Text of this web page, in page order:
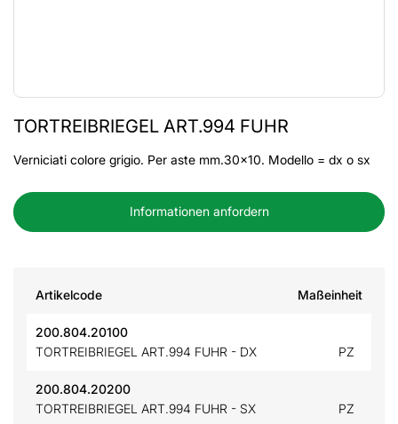
TORTREIBRIEGEL ART.994 FUHR
Verniciati colore grigio. Per aste mm.30x10. Modello = dx o sx
Informationen anfordern
Artikelcode Maßeinheit
200.804.20100
TORTREIBRIEGEL ART.994 FUHR - DX
PZ
200.804.20200
TORTREIBRIEGEL ART.994 FUHR - SX
PZ